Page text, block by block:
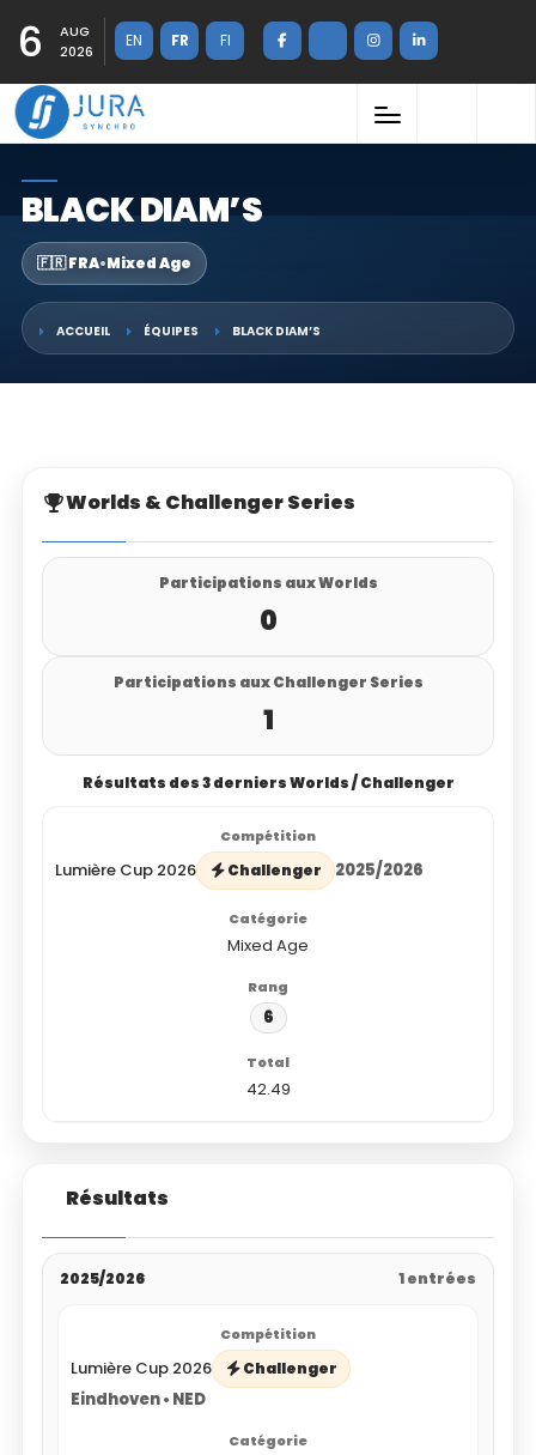
6
AUG
2026
EN FR FI
BLACK DIAM’S
🇫🇷 FRA•Mixed Age
ACCUEIL ÉQUIPES BLACK DIAM’S
Worlds & Challenger Series
Participations aux Worlds
0
Participations aux Challenger Series
1
Résultats des 3 derniers Worlds / Challenger
Lumière Cup 2026 Challenger 2025/2026
Mixed Age
6
42.49
Résultats
2025/2026 1 entrées
Lumière Cup 2026 Challenger
Eindhoven • NED